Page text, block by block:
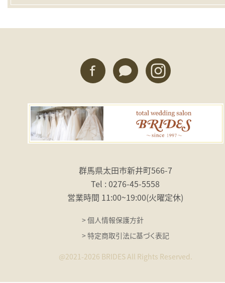
群馬県太田市新井町566-7
Tel : 0276-45-5558
営業時間 11:00〜19:00（火曜定休）
> 個人情報保護方針
> 特定商取引法に基づく表記
@2021-2026 BRIDES All Rights Reserved.